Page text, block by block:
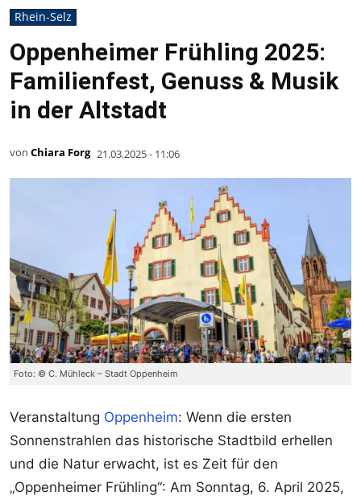
Rhein-Selz
Oppenheimer Frühling 2025:
Familienfest, Genuss & Musik
in der Altstadt
von Chiara Forg 21.03.2025 - 11:06
Foto: © C. Mühleck – Stadt Oppenheim
Veranstaltung Oppenheim: Wenn die ersten
Sonnenstrahlen das historische Stadtbild erhellen
und die Natur erwacht, ist es Zeit für den
„Oppenheimer Frühling“: Am Sonntag, 6. April 2025,